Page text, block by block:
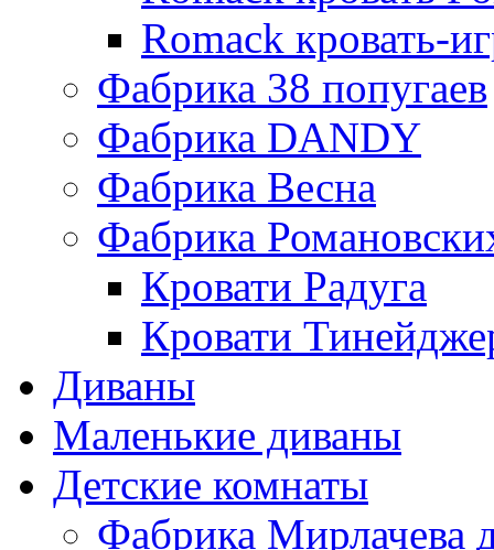
Romack кровать-
Фабрика 38 попугаев
Фабрика DАNDY
Фабрика Весна
Фабрика
Кровати Радуга
Кровати
Диваны
Маленькие диваны
Детские комнаты
Фабрика Мирлачева